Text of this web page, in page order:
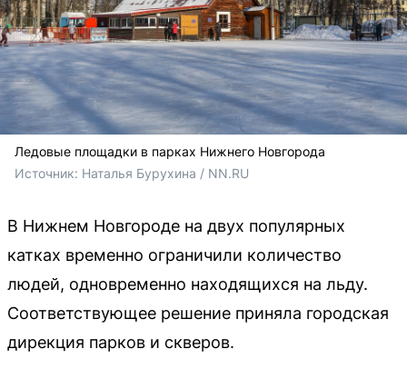
Ледовые площадки в парках Нижнего Новгорода
Источник: Наталья Бурухина / NN.RU
В Нижнем Новгороде на двух популярных
катках временно ограничили количество
людей, одновременно находящихся на льду.
Соответствующее решение приняла городская
дирекция парков и скверов.